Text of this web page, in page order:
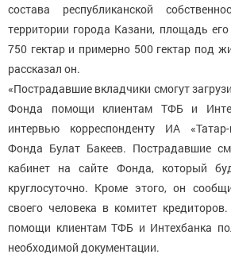
состава республиканской
территории города Казани, площадь
750 гектар и примерно 500 гектар под
рассказал он.
«Пострадавшие вкладчики смогут
Фонда помощи клиентам ТФБ и
интервью корреспонденту ИА
Фонда Булат Бакеев. Пострадавшие
кабинет на сайте Фонда, который
круглосуточно. Кроме этого, он
своего человека в комитет
помощи клиентам ТФБ и Интехбанка
необходимой документации.